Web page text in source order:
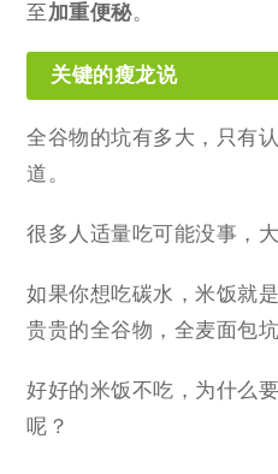
至 加重便秘。
关键的瘦龙说
全谷物的坑有多大，只有
道。
很多人适量吃可能没事，
如果你想吃碳水，米饭就
贵贵的全谷物，全麦面包坑
好好的米饭不吃，为什么
呢？